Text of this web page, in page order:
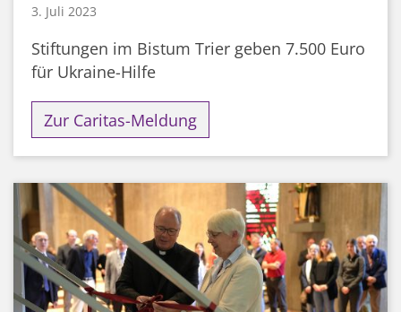
3. Juli 2023
Stiftungen im Bistum Trier geben 7.500 Euro
für Ukraine-Hilfe
Zur Caritas-Meldung